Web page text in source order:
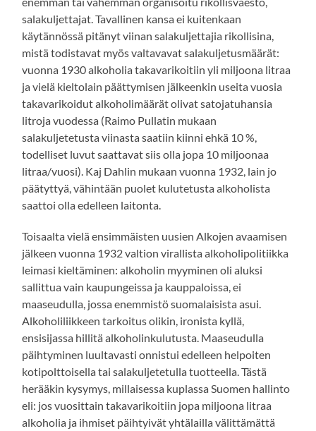
salakuljettajat. Tavallinen kansa ei kuitenkaan
käytännössä pitänyt viinan salakuljettajia rikollisina,
mistä todistavat myös valtavavat salakuljetusmäärät:
vuonna 1930 alkoholia takavarikoitiin yli miljoona litraa
ja vielä kieltolain päättymisen jälkeenkin useita vuosia
takavarikoidut alkoholimäärät olivat satojatuhansia
litroja vuodessa (Raimo Pullatin mukaan
salakuljetetusta viinasta saatiin kiinni ehkä 10 %,
todelliset luvut saattavat siis olla jopa 10 miljoonaa
litraa/vuosi). Kaj Dahlin mukaan vuonna 1932, lain jo
päätyttyä, vähintään puolet kulutetusta alkoholista
saattoi olla edelleen laitonta.
Toisaalta vielä ensimmäisten uusien Alkojen avaamisen
jälkeen vuonna 1932 valtion virallista alkoholipolitiikka
leimasi kieltäminen: alkoholin myyminen oli aluksi
sallittua vain kaupungeissa ja kauppaloissa, ei
maaseudulla, jossa enemmistö suomalaisista asui.
Alkoholiliikkeen tarkoitus olikin, ironista kyllä,
ensisijassa hillitä alkoholinkulutusta. Maaseudulla
päihtyminen luultavasti onnistui edelleen helpoiten
kotipolttoisella tai salakuljetetulla tuotteella. Tästä
herääkin kysymys, millaisessa kuplassa Suomen hallinto
eli: jos vuosittain takavarikoitiin jopa miljoona litraa
alkoholia ja ihmiset päihtyivät yhtälailla välittämättä